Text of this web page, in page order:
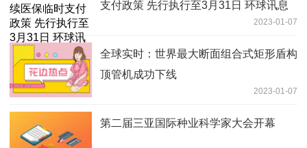
支付政策 先行执行至3月31日 环球讯息
2023-01-07
全球实时：世界最大断面组合式矩形盾构
顶管机成功下线
2023-01-07
第二届三亚国际种业科学家大会开幕